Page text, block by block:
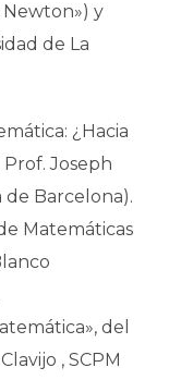
Newton») y
de La
¿Hacia
Joseph
de Barcelona).
Matemáticas
del
, SCPM